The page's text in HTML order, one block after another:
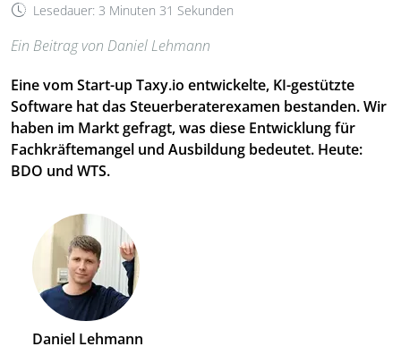
Lesedauer: 3 Minuten 31 Sekunden
Ein Beitrag von Daniel Lehmann
Eine vom Start-up Taxy.io entwickelte, KI-gestützte
Software hat das Steuerberaterexamen bestanden. Wir
haben im Markt gefragt, was diese Entwicklung für
Fachkräftemangel und Ausbildung bedeutet. Heute:
BDO und WTS.
Daniel Lehmann